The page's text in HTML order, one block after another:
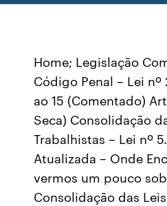
Home; Legislação
Código Penal – Lei nº
ao 15 (Comentado)
Seca) Consolidação
Trabalhistas – Lei nº
Atualizada – Onde
vermos um pouco
Consolidação das